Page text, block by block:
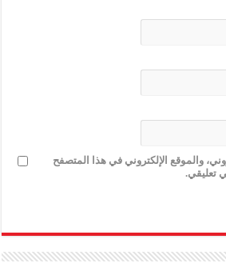
والموقع الإلكتروني في هذا المتصفح
تعليقي.